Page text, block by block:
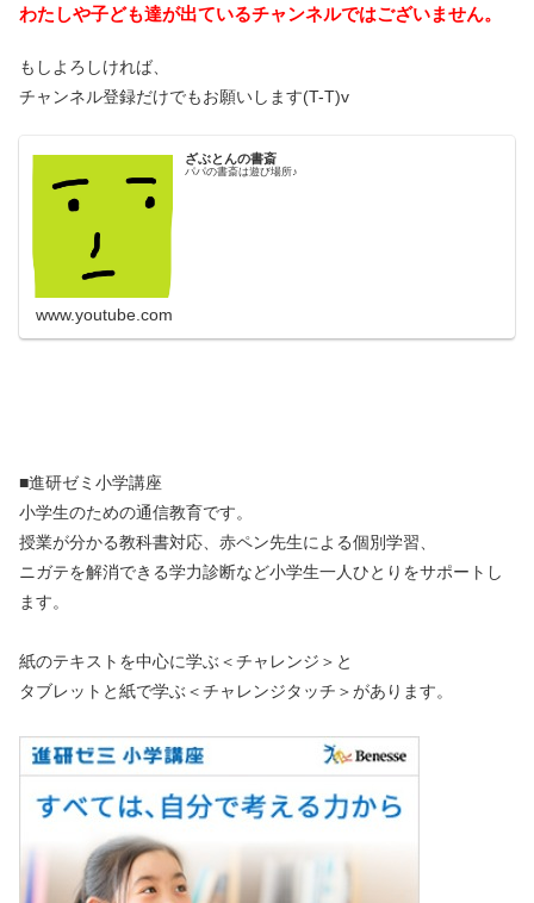
わたしや子ども達が出ているチャンネルではございません。
もしよろしければ、
チャンネル登録だけでもお願いします(T-T)v
ざぶとんの書斎
パパの書斎は遊び場所♪
www.youtube.com
■進研ゼミ小学講座
小学生のための通信教育です。
授業が分かる教科書対応、赤ペン先生による個別学習、
ニガテを解消できる学力診断など小学生一人ひとりをサポートし
ます。
紙のテキストを中心に学ぶ＜チャレンジ＞と
タブレットと紙で学ぶ＜チャレンジタッチ＞があります。